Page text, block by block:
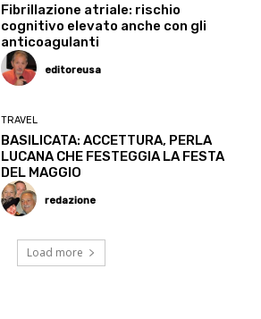
Fibrillazione atriale: rischio
cognitivo elevato anche con gli
anticoagulanti
editoreusa
TRAVEL
BASILICATA: ACCETTURA, PERLA
LUCANA CHE FESTEGGIA LA FESTA
DEL MAGGIO
redazione
Load more